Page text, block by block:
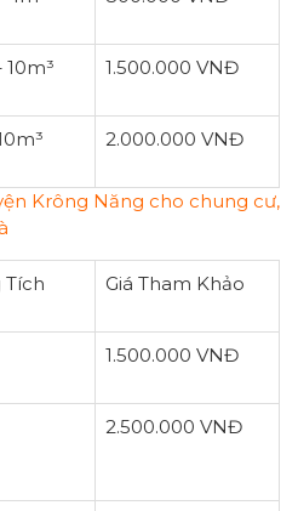
10m³ 1.500.000 VNĐ
2.000.000 VNĐ
Krông Năng cho chung cư,
Tích
Giá Tham Khảo
1.500.000 VNĐ
2.500.000 VNĐ